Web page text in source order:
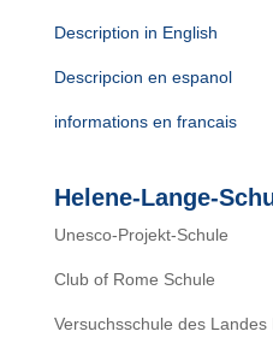
Description in English
Descripcion en espanol
informations en francais
Helene-Lange-
Unesco-Projekt-Schule
Club of Rome Schule
Versuchsschule des Landes